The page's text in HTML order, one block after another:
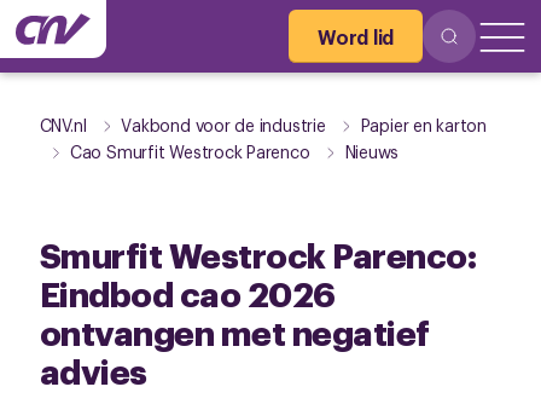
Word lid
CNV.nl Vakbond voor de industrie
Papier en karton
Cao Smurfit Westrock Parenco
Nieuws
Smurfit Westrock Parenco:
Eindbod cao 2026
ontvangen met negatief
advies